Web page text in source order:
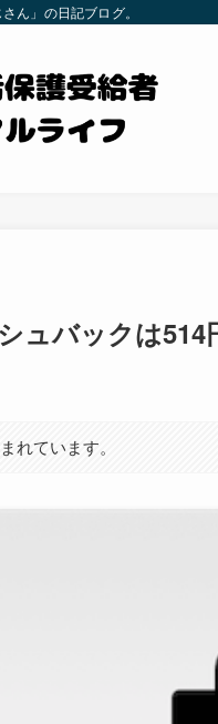
ん」の日記ブログ。
ュバックは514
れています。